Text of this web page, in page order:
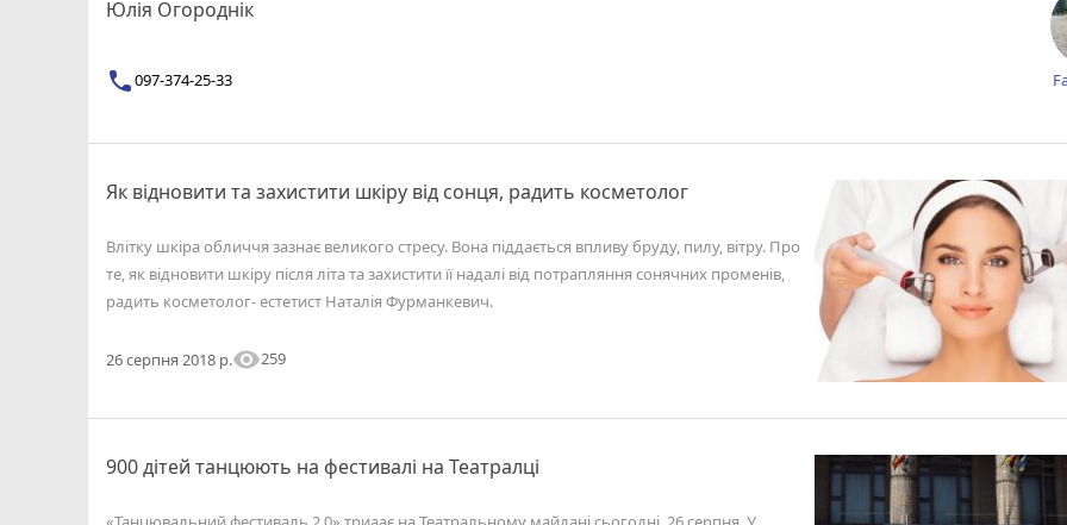
Юлія Огороднік
097-374-25-33
Як відновити та захистити шкіру від сонця, радить косметолог
Влітку шкіра обличчя зазнає великого стресу. Вона піддається впливу бруду, пилу, вітру. Про
те, як відновити шкіру після літа та захистити її надалі від потрапляння сонячних променів,
радить косметолог- естетист Наталія Фурманкевич.
26 серпня 2018 р.visibility259
900 дітей танцюють на фестивалі на Театралці